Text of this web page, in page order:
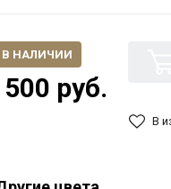
В НАЛИЧИИ
руб.
В